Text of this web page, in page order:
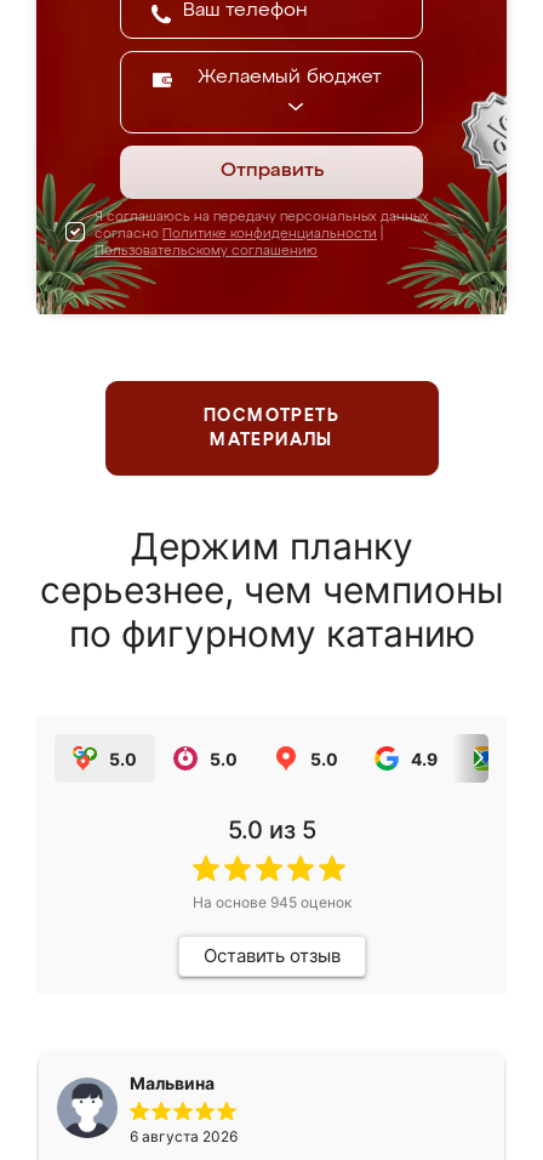
Желаемый бюджет
Отправить
Я соглашаюсь на передачу персональных данных
согласно Политике конфиденциальности
Пользовательскому соглашению
ПОСМОТРЕТЬ
МАТЕРИАЛЫ
Держим планку
серьезнее, чем чемпионы
по фигурному катанию
5.0 5.0 5.0 4.9
5.0 из 5
На основе 945оценок
Оставить отзыв
Мальвина
6 августа 2026